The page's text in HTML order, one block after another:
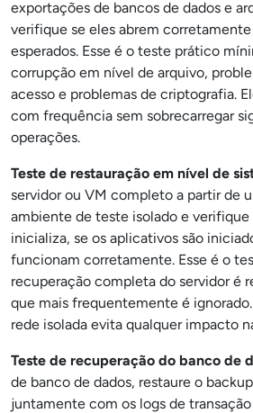
exportações de bancos de dados e
verifique se eles abrem
esperados. Esse é o teste prático
corrupção em nível de arquivo,
acesso e problemas de criptografia.
com frequência sem sobrecarregar
operações.
Teste de restauração em nível de
servidor ou VM completo a partir de
ambiente de teste isolado e verifique
inicializa, se os aplicativos são
funcionam corretamente. Esse é o
recuperação completa do servidor é
que mais frequentemente é
rede isolada evita qualquer impacto
Teste de recuperação do banco de
de banco de dados, restaure o
juntamente com os logs de